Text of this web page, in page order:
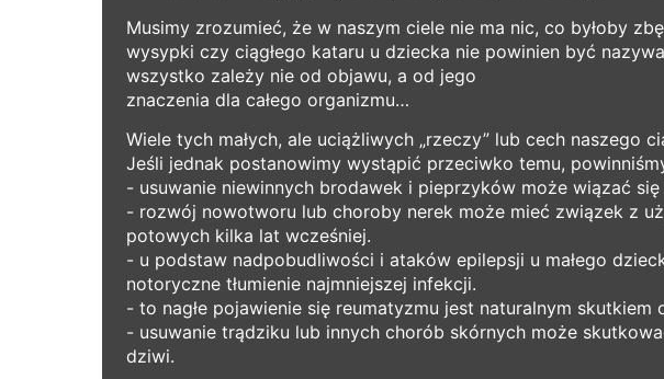
Musimy zrozumieć, że w naszym ciele nie ma nic, co byłoby
wysypki czy ciągłego kataru u dziecka nie powinien być
wszystko zależy nie od objawu, a od jego
znaczenia dla całego organizmu…
Wiele tych małych, ale uciążliwych „rzeczy” lub cech naszego
Jeśli jednak postanowimy wystąpić przeciwko temu,
- usuwanie niewinnych brodawek i pieprzyków może wiązać
- rozwój nowotworu lub choroby nerek może mieć związek z
potowych kilka lat wcześniej.
- u podstaw nadpobudliwości i ataków epilepsji u małego
notoryczne tłumienie najmniejszej infekcji.
- to nagłe pojawienie się reumatyzmu jest naturalnym
- usuwanie trądziku lub innych chorób skórnych może
dziwi.